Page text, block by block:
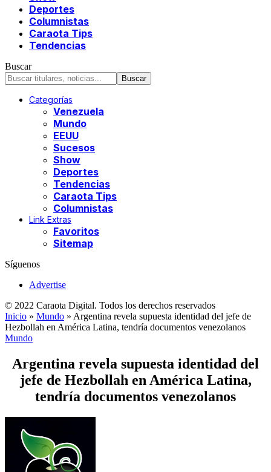
Deportes
Columnistas
Caraota Tips
Tendencias
Buscar
Categorías
Venezuela
Mundo
EEUU
Sucesos
Show
Deportes
Tendencias
Caraota Tips
Columnistas
Link Extras
Favoritos
Sitemap
Síguenos
Advertise
© 2022 Caraota Digital. Todos los derechos reservados
Inicio » Mundo » Argentina revela supuesta identidad del jefe de
Hezbollah en América Latina, tendría documentos venezolanos
Mundo
Argentina revela supuesta identidad del
jefe de Hezbollah en América Latina,
tendría documentos venezolanos